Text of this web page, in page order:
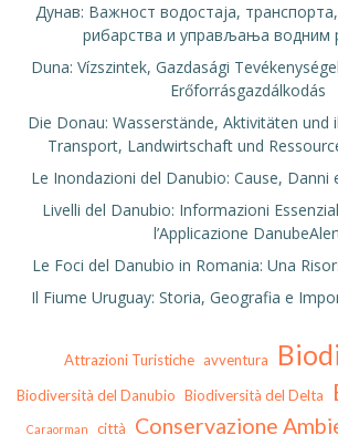
Дунав: Важност водостаја,
рибарства и управљања водним
Duna: Vízszintek, Gazdasági
Erőforrásgazdálkodás
Die Donau: Wasserstände, Aktivitäten und
Transport, Landwirtschaft und
Le Inondazioni del Danubio: Cause, Danni
Livelli del Danubio: Informazioni
l’Applicazione
Le Foci del Danubio in Romania: Una
Il Fiume Uruguay: Storia, Geografia e
Attrazioni Turistiche avventura
Biodiversità del Danubio Biodiversità del Delta
Caraorman città Conservazione